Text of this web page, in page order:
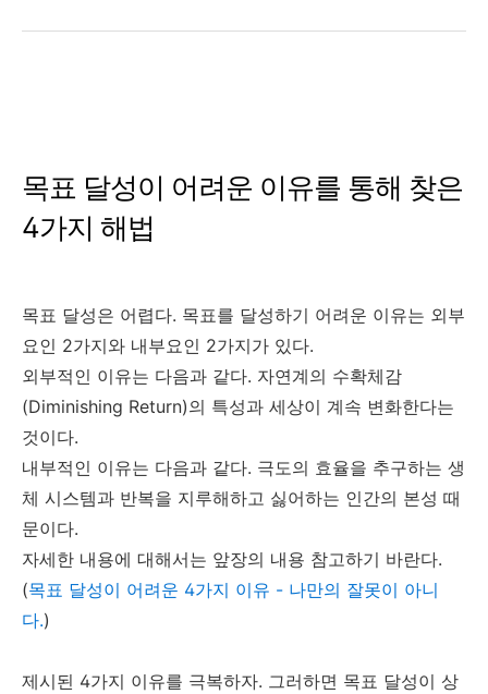
목표 달성이 어려운 이유를 통해 찾은
4가지 해법
목표 달성은 어렵다. 목표를 달성하기 어려운 이유는 외부
요인 2가지와 내부요인 2가지가 있다.
외부적인 이유는 다음과 같다. 자연계의 수확체감
(Diminishing Return)의 특성과 세상이 계속 변화한다는
것이다.
내부적인 이유는 다음과 같다. 극도의 효율을 추구하는 생
체 시스템과 반복을 지루해하고 싫어하는 인간의 본성 때
문이다.
자세한 내용에 대해서는 앞장의 내용 참고하기 바란다.
(목표 달성이 어려운 4가지 이유 - 나만의 잘못이 아니
다.)
제시된 4가지 이유를 극복하자. 그러하면 목표 달성이 상